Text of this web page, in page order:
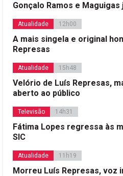
Gonçalo Ramos e
Atualidade 12h00
A mais singela e original
Represas
Atualidade 15h48
Velório de Luís Represas,
aberto ao público
Televisão 14h31
Fátima Lopes regressa às
SIC
Atualidade 11h19
Morreu Luís Represas, voz